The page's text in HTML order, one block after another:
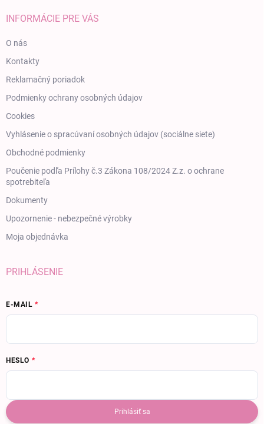
INFORMÁCIE PRE VÁS
O nás
Kontakty
Reklamačný poriadok
Podmienky ochrany osobných údajov
Cookies
Vyhlásenie o spracúvaní osobných údajov (sociálne siete)
Obchodné podmienky
Poučenie podľa Prílohy č.3 Zákona 108/2024 Z.z. o ochrane
spotrebiteľa
Dokumenty
Upozornenie - nebezpečné výrobky
Moja objednávka
PRIHLÁSENIE
E-MAIL
HESLO
Prihlásiť sa